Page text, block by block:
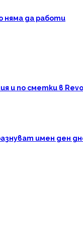
няма да работи
и по сметки в
имен ден